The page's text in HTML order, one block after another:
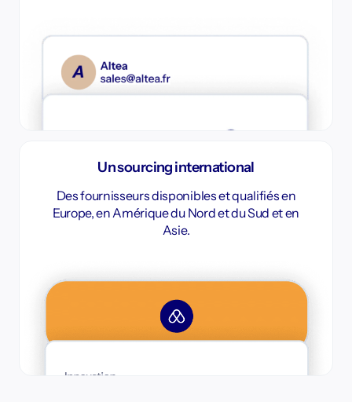
Un sourcing international
Des fournisseurs disponibles et qualifiés en
Europe, en Amérique du Nord et du Sud et en
Asie.